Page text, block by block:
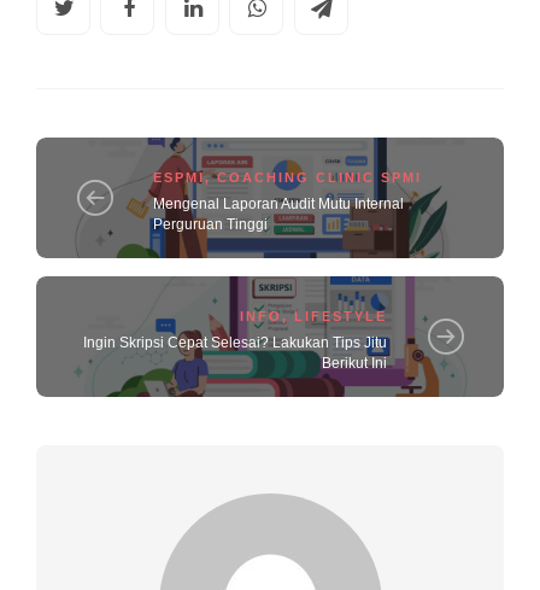
ESPMI,COACHING CLINIC SPMI
Mengenal Laporan Audit Mutu Internal
Perguruan Tinggi
INFO,LIFESTYLE
Ingin Skripsi Cepat Selesai? Lakukan Tips Jitu
Berikut Ini